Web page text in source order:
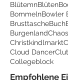
BlütemnBlüten
BommelnBowler
BrusttascheBuch
BurgenlandChaos
Christkindlmarkt
Cloud Dancer
Collegeblock
Empfohlene